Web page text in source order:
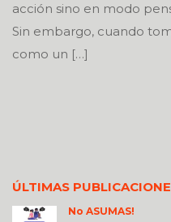
acción sino en modo
Sin embargo, cuando
como un […]
ÚLTIMAS
No ASUMAS!